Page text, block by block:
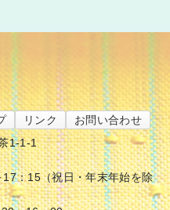
リンク
お問い合わせ
1-1-1
：15（祝日・年末年始を除